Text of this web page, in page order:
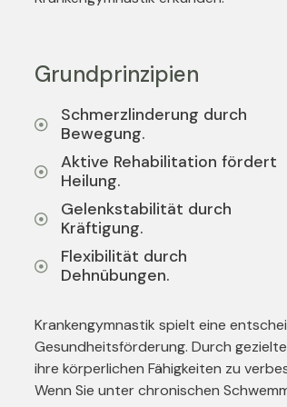
Grundprinzipien
Schmerzlinderung durch
Bewegung.
Aktive Rehabilitation fördert
Heilung.
Gelenkstabilität durch
Kräftigung.
Flexibilität durch
Dehnübungen.
Krankengymnastik spielt eine
Gesundheitsförderung. Durch
ihre körperlichen Fähigkeiten zu
Wenn Sie unter chronischen